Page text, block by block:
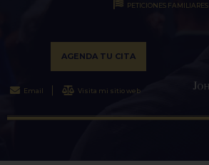
PETICIONES FAMILIARES
AGENDA TU CITA
Email Visita mi sitio web